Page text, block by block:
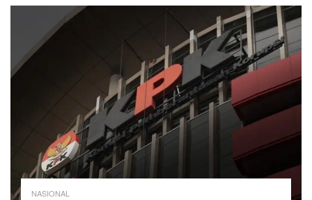
NASIONAL